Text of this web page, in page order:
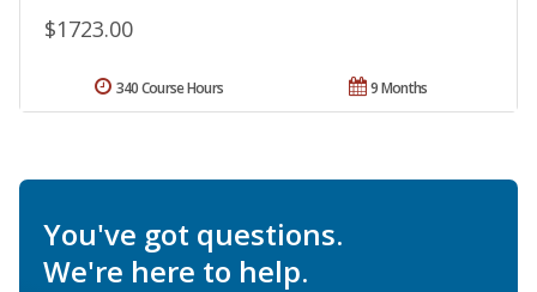
$1723.00
9 Months
340 Course Hours
You've got questions.
We're here to help.